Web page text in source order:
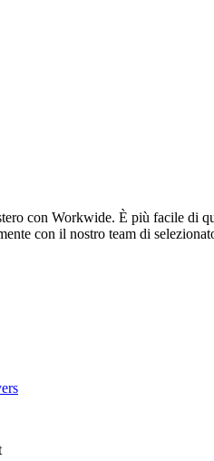
con Workwide. È più facile di
con il nostro team di